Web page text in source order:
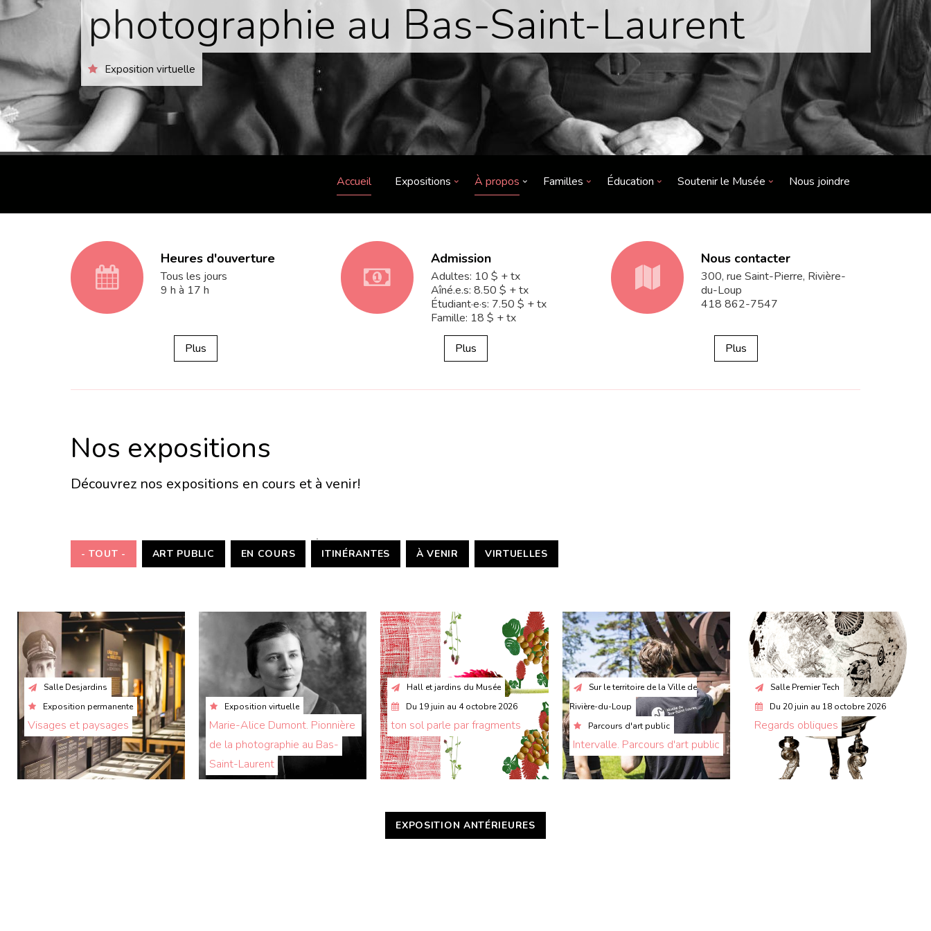
photographie au Bas-Saint-Laurent
Exposition virtuelle
Accueil Expositions À propos Familles Éducation Soutenir le Musée Nous joindre
fa
Heures d'ouverture
Tous les jours
9 h à 17 h
Plus
fa-
money
Admission
Adultes: 10 $ + tx
Aîné.e.s: 8.50 $ + tx
Étudiant·e·s: 7.50 $ + tx
Famille: 18 $ + tx
Plus
fa-
Nous contacter
300, rue Saint-Pierre, Rivière-
du-Loup
418 862-7547
Plus
Nos expositions
Découvrez nos expositions en cours et à venir!
- TOUT - ART PUBLIC EN COURS ITINÉRANTES À VENIR VIRTUELLES
Salle Desjardins
Exposition permanente
Visages et paysages
Exposition virtuelle
Marie-Alice Dumont. Pionnière
de la photographie au Bas-
Saint-Laurent
Hall et jardins du Musée
Du 19 juin au 4 octobre 2026
ton sol parle par fragments
Sur le territoire de la Ville de
Rivière-du-Loup
Parcours d'art public
Intervalle. Parcours d'art public
Salle Premier Tech
Du 20 juin au 18 octobre 2026
Regards obliques
EXPOSITION ANTÉRIEURES